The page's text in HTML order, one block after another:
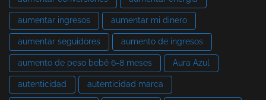
aumentar ingresos aumentar mi dinero
aumentar seguidores aumento de ingresos
aumento de peso bebé 6-8 meses Aura Azul
autenticidad autenticidad marca